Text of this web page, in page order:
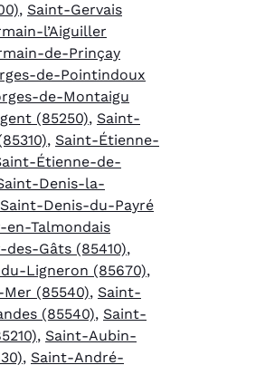
, Saint-Gervais
l’Aiguiller
de-Prinçay
de-Pointindoux
de-Montaigu
(85250), Saint-
, Saint-Étienne-
Étienne-de-
Denis-la-
Saint-Denis-du-Payré
en-Talmondais
des-Gâts (85410),
Ligneron (85670),
(85540), Saint-
(85540), Saint-
, Saint-Aubin-
, Saint-André-